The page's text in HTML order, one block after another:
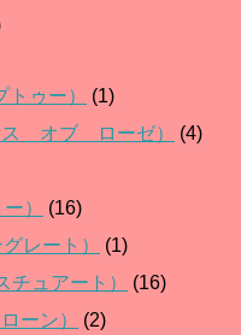
ゥー）
(1)
ス オブ ローゼ）
(4)
）
(16)
レート）
(1)
ュアート）
(16)
ーン）
(2)